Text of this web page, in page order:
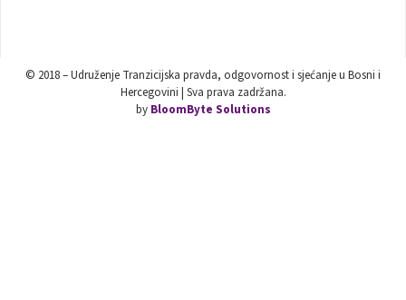
© 2018 – Udruženje Tranzicijska pravda, odgovornost i sjećanje u Bosni i
Hercegovini | Sva prava zadržana.
by BloomByte Solutions